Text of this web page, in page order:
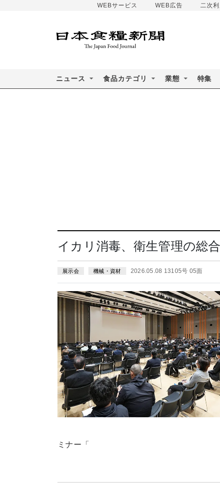
WEBサービス WEB広告 二次
ニュース 食品カテゴリ 業態 特集
イカリ消毒、衛生管理の総
展示会 機械・資材 2026.05.08 13105号 05面
ミナー「